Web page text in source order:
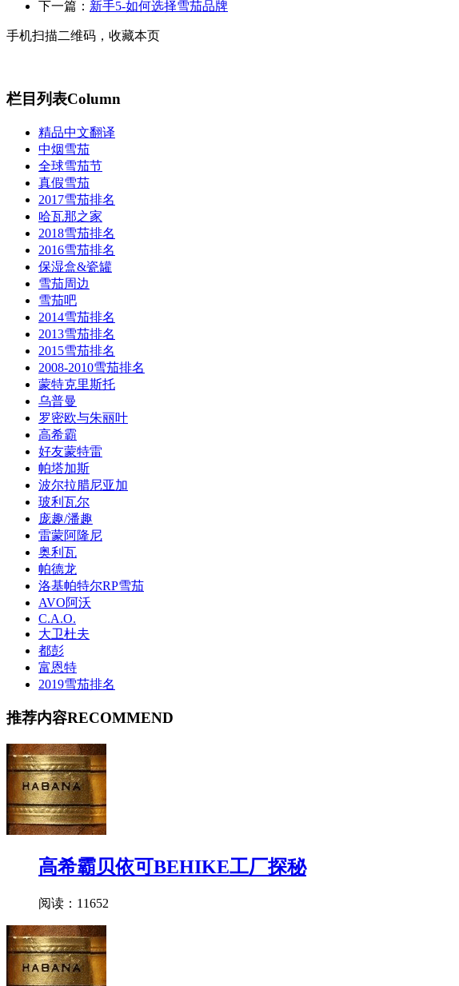
下一篇： 新手5-如何选择雪茄品牌
手机扫描二维码，收藏本页
栏目列表Column
精品中文翻译
中烟雪茄
全球雪茄节
真假雪茄
2017雪茄排名
哈瓦那之家
2018雪茄排名
2016雪茄排名
保湿盒&瓷罐
雪茄周边
雪茄吧
2014雪茄排名
2013雪茄排名
2015雪茄排名
2008-2010雪茄排名
蒙特克里斯托
乌普曼
罗密欧与朱丽叶
高希霸
好友蒙特雷
帕塔加斯
波尔拉腊尼亚加
玻利瓦尔
庞趣/潘趣
雷蒙阿隆尼
奥利瓦
帕德龙
洛基帕特尔RP雪茄
AVO阿沃
C.A.O.
大卫杜夫
都彭
富恩特
2019雪茄排名
推荐内容RECOMMEND
高希霸贝依可BEHIKE工厂探秘
阅读：11652